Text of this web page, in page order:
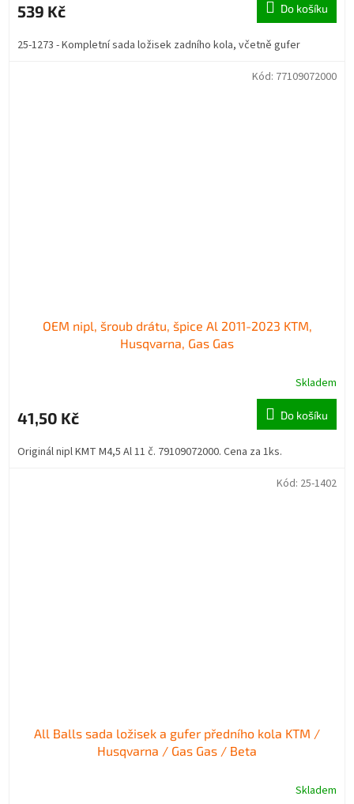
539 Kč Do košíku
25-1273 - Kompletní sada ložisek zadního kola, včetně gufer
OEM nipl, šroub drátu, špice Al 2011-2023 KTM,
Husqvarna, Gas Gas
Skladem
41,50 Kč Do košíku
Originál nipl KMT M4,5 Al 11 č. 79109072000. Cena za 1ks.
Kód: 77109072000
All Balls sada ložisek a gufer předního kola KTM /
Husqvarna / Gas Gas / Beta
Skladem
Kód: 25-1402